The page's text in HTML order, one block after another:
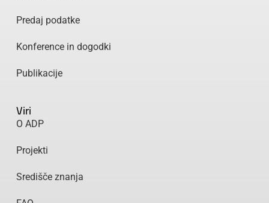
Predaj podatke
Konference in dogodki
Publikacije
Viri
O ADP
Projekti
Središče znanja